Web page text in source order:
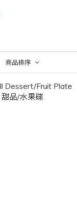
商品排序